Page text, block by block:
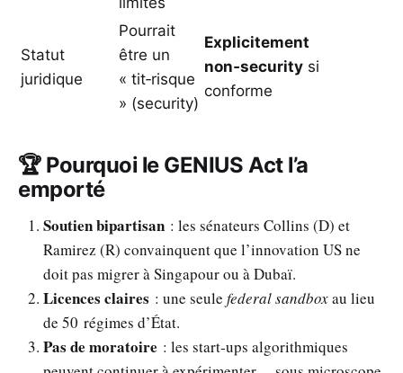
Statut
juridique
Pourrait
être un
« tit‑risque
» (security)
Explicitement
non‑security si
conforme
🏆 Pourquoi le GENIUS Act l’a
emporté
Soutien bipartisan : les sénateurs Collins (D) et
Ramirez (R) convainquent que l’innovation US ne
doit pas migrer à Singapour ou à Dubaï.
Licences claires : une seule federal sandboxau lieu
de 50 régimes d’État.
Pas de moratoire : les start‑ups algorithmiques